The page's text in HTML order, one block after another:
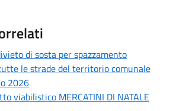
di sosta per spazzamento
le strade del territorio comunale
2026
viabilistico MERCATINI DI NATALE